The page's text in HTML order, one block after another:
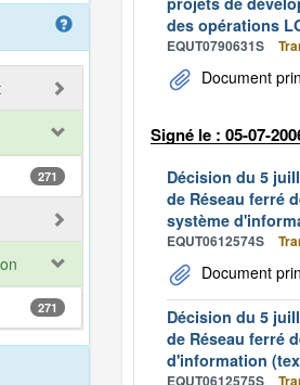
271
271
des opérations
EQUT0790631S
Document
Signé le : 05-07-
Décision du 5
de Réseau ferré
système
EQUT0612574S
Document
Décision du 5
de Réseau ferré
d'information
EQUT0612575S